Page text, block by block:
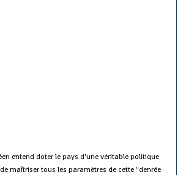
entend doter le pays d'une véritable politique
maîtriser tous les paramètres de cette "denrée